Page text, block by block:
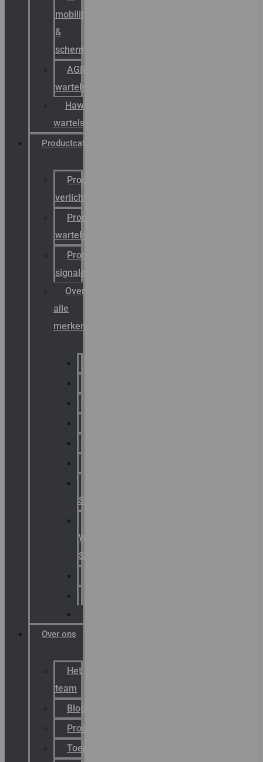
mobility
&
schermstromen
AGRO
wartels
Hawke
wartels
Productcatalogus
Productcatalogus
verlichting
Productcatalogus
wartels
Productcatalogus
signalering
Overzicht
alle
merken
Signaling
Warning
Signals
Over ons
Het
team
Blog
Productnieuws
Toepassingen